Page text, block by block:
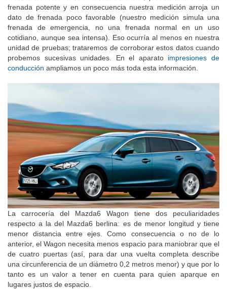
sus cualidades dinámicas son los frenos, pues no ofrecen una
frenada potente y en consecuencia nuestra medición arroja un
dato de frenada poco favorable (nuestro medición simula una
frenada de emergencia, no una frenada normal en un uso
cotidiano, aunque sea intensa). Eso ocurría al menos en nuestra
unidad de pruebas; trataremos de corroborar estos datos cuando
probemos sucesivas unidades. En el aparatoimpresiones de
La carrocería del Mazda6 Wagon tiene dos peculiaridades
respecto a la del Mazda6 berlina: es de menor longitud y tiene
menor distancia entre ejes. Como consecuencia o no de lo
anterior, el Wagon necesita menos espacio para maniobrar que el
de cuatro puertas (así, para dar una vuelta completa describe
una circunferencia de un diámetro 0,2 metros menor) y que por lo
tanto es un valor a tener en cuenta para quien aparque en